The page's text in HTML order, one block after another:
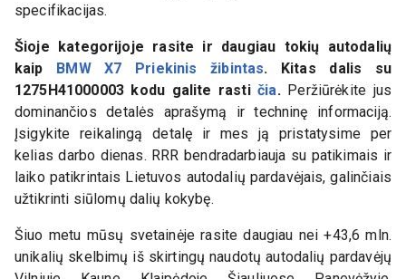
specifikacijas.
Šioje kategorijoje rasite ir daugiau tokių autodalių
kaip BMW X7 Priekinis žibintas. Kitas dalis su
1275H41000003kodu galite rastičia. Peržiūrėkite jus
dominančios detalės aprašymą ir techninę informaciją.
Įsigykite reikalingą detalę ir mes ją pristatysime per
kelias darbo dienas. RRR bendradarbiauja su patikimais ir
laiko patikrintais Lietuvos autodalių pardavėjais, galinčiais
užtikrinti siūlomų dalių kokybę.
Šiuo metu mūsų svetainėje rasite daugiau nei +43,6 mln.
unikalių skelbimų iš skirtingų naudotų autodalių pardavėjų